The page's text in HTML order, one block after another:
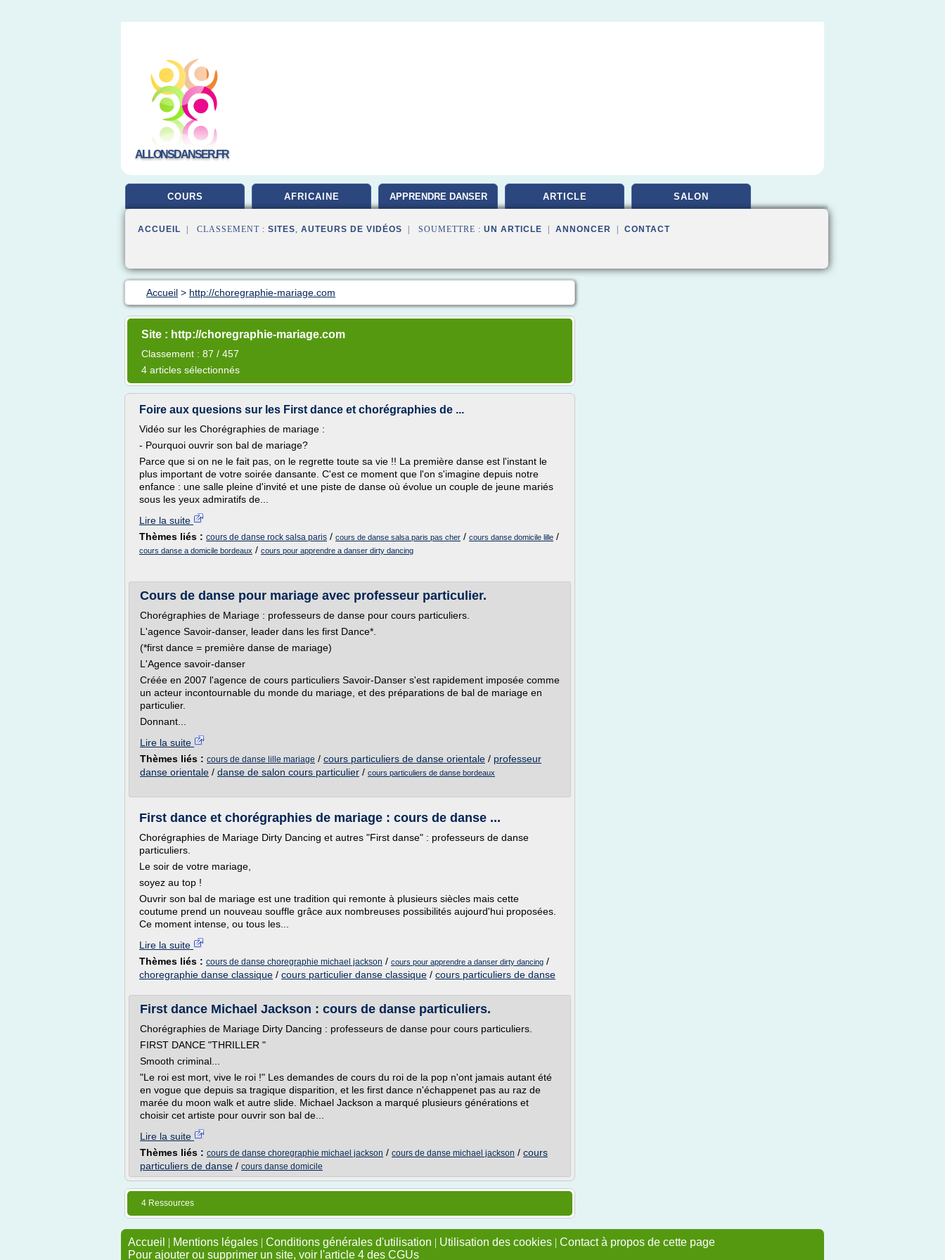
ALLONSDANSER.FR
COURS AFRICAINE APPRENDRE DANSER ARTICLE SALON
ACCUEIL | CLASSEMENT : SITES, AUTEURS DE VIDÉOS | SOUMETTRE : UN ARTICLE ANNONCER CONTACT
Accueil > http://choregraphie-mariage.com
Site : http://choregraphie-mariage.com
Classement : 87 / 457
4 articles sélectionnés
Foire aux quesions sur les First dance et chorégraphies de ...
Vidéo sur les Chorégraphies de mariage :
- Pourquoi ouvrir son bal de mariage?
Parce que si on ne le fait pas, on le regrette toute sa vie !! La première danse est l'instant le
plus important de votre soirée dansante. C'est ce moment que l'on s'imagine depuis notre
enfance : une salle pleine d'invité et une piste de danse où évolue un couple de jeune mariés
sous les yeux admiratifs de...
Lire la suite
Thèmes liés : cours de danse rock salsa paris / cours de danse salsa paris pas cher / cours danse domicile lille /
cours danse a domicile bordeaux / cours pour apprendre a danser dirty dancing
Cours de danse pour mariage avec professeur particulier.
Chorégraphies de Mariage : professeurs de danse pour cours particuliers.
L'agence Savoir-danser, leader dans les first Dance*.
(*first dance = première danse de mariage)
L'Agence savoir-danser
Créée en 2007 l'agence de cours particuliers Savoir-Danser s'est rapidement imposée comme
un acteur incontournable du monde du mariage, et des préparations de bal de mariage en
particulier.
Donnant...
Lire la suite
Thèmes liés : cours de danse lille mariage / cours particuliers de danse orientale / professeur
danse orientale / danse de salon cours particulier / cours particuliers de danse bordeaux
First dance et chorégraphies de mariage : cours de danse ...
Chorégraphies de Mariage Dirty Dancing et autres "First danse" : professeurs de danse
particuliers.
Le soir de votre mariage,
soyez au top !
Ouvrir son bal de mariage est une tradition qui remonte à plusieurs siècles mais cette
coutume prend un nouveau souffle grâce aux nombreuses possibilités aujourd'hui proposées.
Ce moment intense, ou tous les...
Lire la suite
Thèmes liés : cours de danse choregraphie michael jackson / cours pour apprendre a danser dirty dancing /
choregraphie danse classique / cours particulier danse classique / cours particuliers de danse
First dance Michael Jackson : cours de danse particuliers.
Chorégraphies de Mariage Dirty Dancing : professeurs de danse pour cours particuliers.
FIRST DANCE "THRILLER "
Smooth criminal...
"Le roi est mort, vive le roi !" Les demandes de cours du roi de la pop n'ont jamais autant été
en vogue que depuis sa tragique disparition, et les first dance n'échappenet pas au raz de
marée du moon walk et autre slide. Michael Jackson a marqué plusieurs générations et
choisir cet artiste pour ouvrir son bal de...
Lire la suite
Thèmes liés : cours de danse choregraphie michael jackson / cours de danse michael jackson / cours
particuliers de danse / cours danse domicile
4 Ressources
Accueil | Mentions légales | Conditions générales d'utilisation | Utilisation des cookies | Contact à propos de cette page
Pour ajouter ou supprimer un site, voir l'article 4 des CGUs